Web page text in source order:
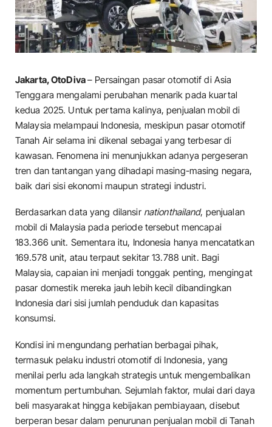
Jakarta, OtoDiva– Persaingan pasar otomotif di Asia
Tenggara mengalami perubahan menarik pada kuartal
kedua 2025. Untuk pertama kalinya, penjualan mobil di
Malaysia melampaui Indonesia, meskipun pasar otomotif
Tanah Air selama ini dikenal sebagai yang terbesar di
kawasan. Fenomena ini menunjukkan adanya pergeseran
tren dan tantangan yang dihadapi masing-masing negara,
baik dari sisi ekonomi maupun strategi industri.
Berdasarkan data yang dilansir nationthailand, penjualan
mobil di Malaysia pada periode tersebut mencapai
183.366 unit. Sementara itu, Indonesia hanya mencatatkan
169.578 unit, atau terpaut sekitar 13.788 unit. Bagi
Malaysia, capaian ini menjadi tonggak penting, mengingat
pasar domestik mereka jauh lebih kecil dibandingkan
Indonesia dari sisi jumlah penduduk dan kapasitas
konsumsi.
Kondisi ini mengundang perhatian berbagai pihak,
termasuk pelaku industri otomotif di Indonesia, yang
menilai perlu ada langkah strategis untuk mengembalikan
momentum pertumbuhan. Sejumlah faktor, mulai dari daya
beli masyarakat hingga kebijakan pembiayaan, disebut
berperan besar dalam penurunan penjualan mobil di Tanah